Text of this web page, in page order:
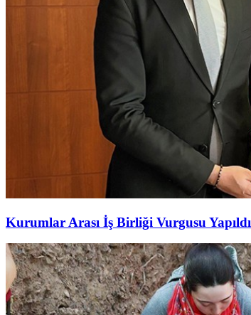
Kurumlar Arası İş Birliği Vurgusu Yapıldı